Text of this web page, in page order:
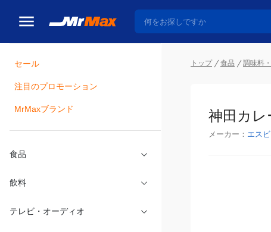
セール
注目のプロモーション
MrMaxブランド
食品
飲料
テレビ・オーディオ
トップ 食品 調味料
神田カレ
メーカー： エス